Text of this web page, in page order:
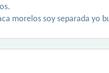
morelos soy separada yo